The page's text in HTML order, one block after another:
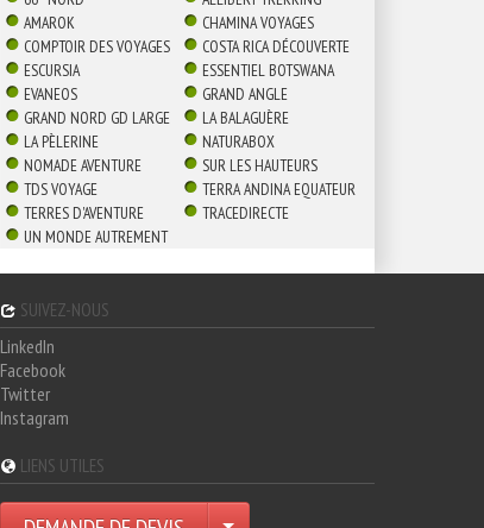
AMAROK
CHAMINA VOYAGES
COMPTOIR DES VOYAGES
COSTA RICA DÉCOUVERTE
ESCURSIA
ESSENTIEL BOTSWANA
EVANEOS
GRAND ANGLE
GRAND NORD GD LARGE
LA BALAGUÈRE
LA PÈLERINE
NATURABOX
NOMADE AVENTURE
SUR LES HAUTEURS
TDS VOYAGE
TERRA ANDINA EQUATEUR
TERRES D'AVENTURE
TRACEDIRECTE
UN MONDE AUTREMENT
SUIVEZ-NOUS
LinkedIn
Facebook
Twitter
Instagram
LIENS UTILES